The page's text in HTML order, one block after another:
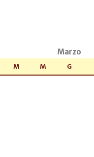
Marzo
M M G